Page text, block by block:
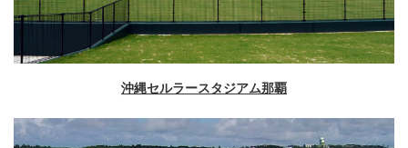
沖縄セルラースタジアム那覇